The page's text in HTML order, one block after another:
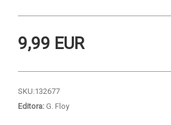
9,99 EUR
SKU:132677
Editora: G. Floy